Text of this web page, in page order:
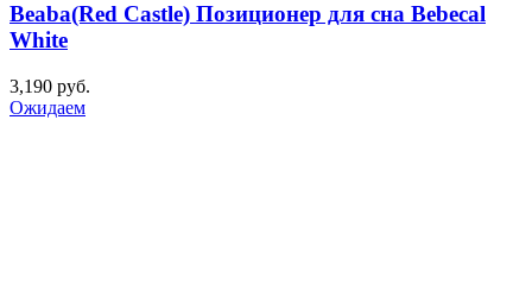
Beaba(Red Castle) Позиционер для сна Bebecal
White
3,190 руб.
Ожидаем